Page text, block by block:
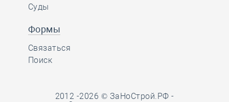
Суды
Формы
Связаться
Поиск
2012 -2026 © ЗаНоСтрой.РФ -